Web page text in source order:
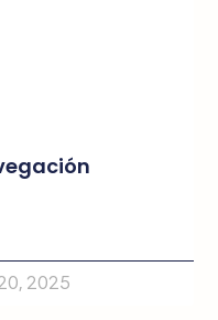
2025